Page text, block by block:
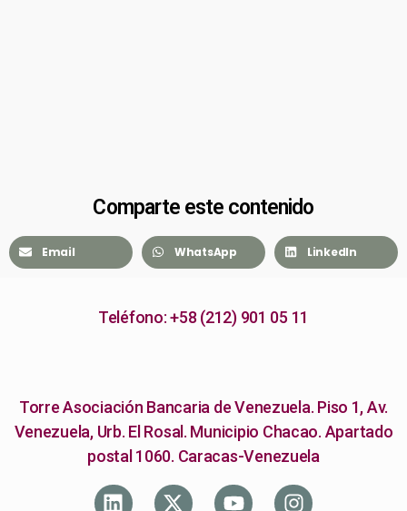
Comparte este contenido
Email WhatsApp LinkedIn
Teléfono: +58 (212) 901 05 11
Torre Asociación Bancaria de Venezuela. Piso 1, Av.
Venezuela, Urb. El Rosal. Municipio Chacao. Apartado
postal 1060. Caracas-Venezuela